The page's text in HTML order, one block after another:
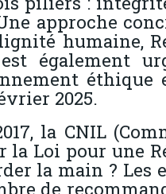
approche
humaine,
également
éthique
2025.
la CNIL
Loi pour une
la main ?
de